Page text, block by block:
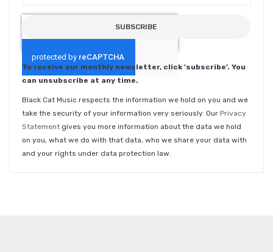
SUBSCRIBE
To receive our monthly newsletter, click 'subscribe'. You
can unsubscribe at any time.
Black Cat Music respects the information we hold on you and we
take the security of your information very seriously. Our Privacy
Statement gives you more information about the data we hold
on you, what we do with that data, who we share your data with
and your rights under data protection law.